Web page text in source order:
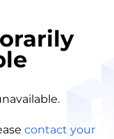
contact your